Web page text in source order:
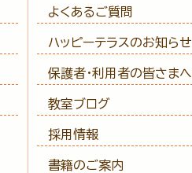
よくあるご質問
ハッピーテラスのお知らせ
保護者・利用者の皆さまへ
教室ブログ
採用情報
書籍のご案内